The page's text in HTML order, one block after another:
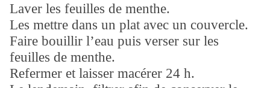
Laver les feuilles de menthe.
Les mettre dans un plat avec un couvercle.
Faire bouillir l’eau puis verser sur les
feuilles de menthe.
Refermer et laisser macérer 24 h.